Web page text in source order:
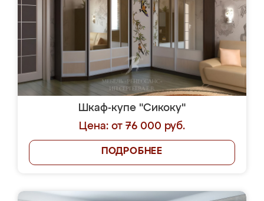
Шкаф-купе "Сикоку"
Цена: от 76 000 руб.
ПОДРОБНЕЕ